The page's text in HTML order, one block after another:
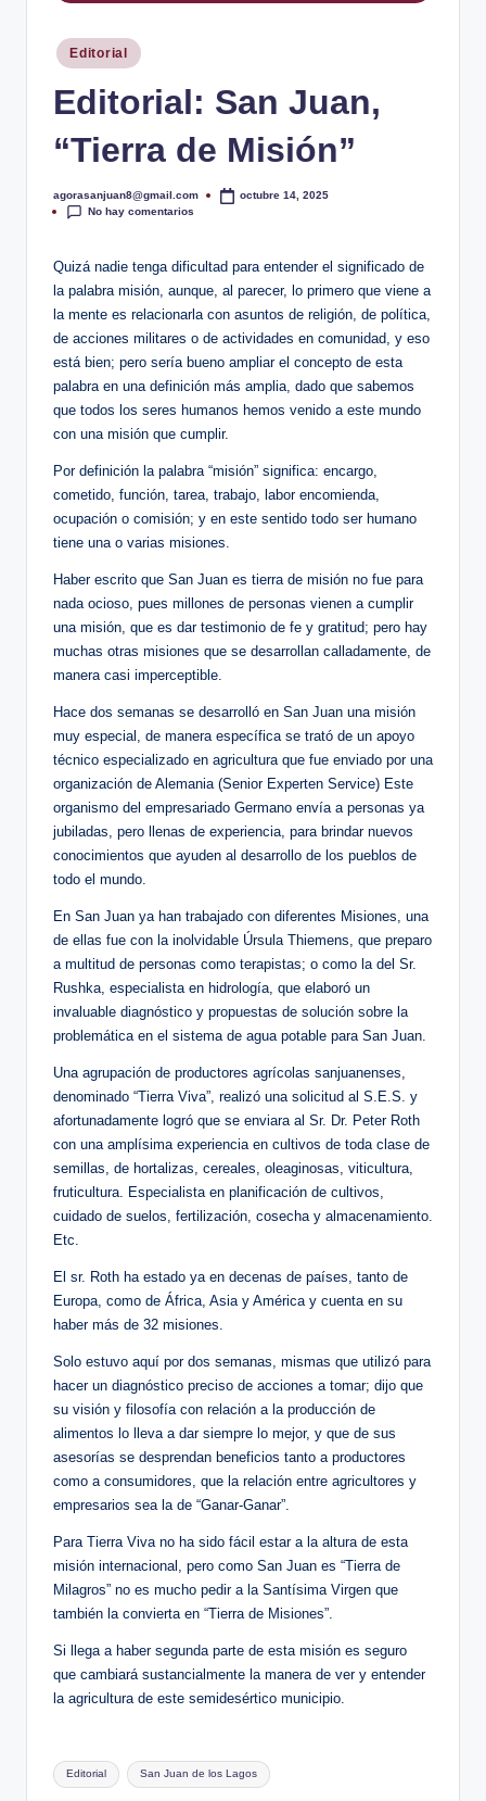
Publicado
en
Editorial
Editorial: San Juan,
“Tierra de Misión”
Publicado
por
agorasanjuan8@gmail.com
octubre 14, 2025
No hay comentarios
Quizá nadie tenga dificultad para entender el significado de
la palabra misión, aunque, al parecer, lo primero que viene a
la mente es relacionarla con asuntos de religión, de política,
de acciones militares o de actividades en comunidad, y eso
está bien; pero sería bueno ampliar el concepto de esta
palabra en una definición más amplia, dado que sabemos
que todos los seres humanos hemos venido a este mundo
con una misión que cumplir.
Por definición la palabra “misión” significa: encargo,
cometido, función, tarea, trabajo, labor encomienda,
ocupación o comisión; y en este sentido todo ser humano
tiene una o varias misiones.
Haber escrito que San Juan es tierra de misión no fue para
nada ocioso, pues millones de personas vienen a cumplir
una misión, que es dar testimonio de fe y gratitud; pero hay
muchas otras misiones que se desarrollan calladamente, de
manera casi imperceptible.
Hace dos semanas se desarrolló en San Juan una misión
muy especial, de manera específica se trató de un apoyo
técnico especializado en agricultura que fue enviado por una
organización de Alemania (Senior Experten Service) Este
organismo del empresariado Germano envía a personas ya
jubiladas, pero llenas de experiencia, para brindar nuevos
conocimientos que ayuden al desarrollo de los pueblos de
todo el mundo.
En San Juan ya han trabajado con diferentes Misiones, una
de ellas fue con la inolvidable Úrsula Thiemens, que preparo
a multitud de personas como terapistas; o como la del Sr.
Rushka, especialista en hidrología, que elaboró un
invaluable diagnóstico y propuestas de solución sobre la
problemática en el sistema de agua potable para San Juan.
Una agrupación de productores agrícolas sanjuanenses,
denominado “Tierra Viva”, realizó una solicitud al S.E.S. y
afortunadamente logró que se enviara al Sr. Dr. Peter Roth
con una amplísima experiencia en cultivos de toda clase de
semillas, de hortalizas, cereales, oleaginosas, viticultura,
fruticultura. Especialista en planificación de cultivos,
cuidado de suelos, fertilización, cosecha y almacenamiento.
Etc.
El sr. Roth ha estado ya en decenas de países, tanto de
Europa, como de África, Asia y América y cuenta en su
haber más de 32 misiones.
Solo estuvo aquí por dos semanas, mismas que utilizó para
hacer un diagnóstico preciso de acciones a tomar; dijo que
su visión y filosofía con relación a la producción de
alimentos lo lleva a dar siempre lo mejor, y que de sus
asesorías se desprendan beneficios tanto a productores
como a consumidores, que la relación entre agricultores y
empresarios sea la de “Ganar-Ganar”.
Para Tierra Viva no ha sido fácil estar a la altura de esta
misión internacional, pero como San Juan es “Tierra de
Milagros” no es mucho pedir a la Santísima Virgen que
también la convierta en “Tierra de Misiones”.
Si llega a haber segunda parte de esta misión es seguro
que cambiará sustancialmente la manera de ver y entender
la agricultura de este semidesértico municipio.
Etiquetas:
Editorial San Juan de los Lagos